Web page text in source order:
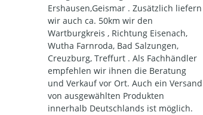
Ershausen,Geismar . Zusätzlich liefern
wir auch ca. 50km wir den
Wartburgkreis , Richtung Eisenach,
Wutha Farnroda, Bad Salzungen,
Creuzburg, Treffurt . Als Fachhändler
empfehlen wir ihnen die Beratung
und Verkauf vor Ort. Auch ein Versand
von ausgewählten Produkten
innerhalb Deutschlands ist möglich.